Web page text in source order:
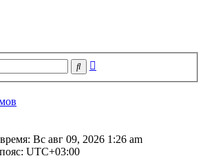
Поиск
Вс авг 09, 2026 1:26 am
UTC+03:00